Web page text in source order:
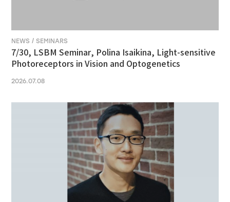
NEWS / SEMINARS
7/30, LSBM Seminar, Polina Isaikina, Light-sensitive
Photoreceptors in Vision and Optogenetics
2026.07.08